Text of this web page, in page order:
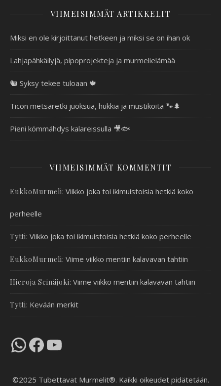
VIIMEISIMMÄT ARTIKKELIT
Miksi en ole kirjoittanut hetkeen ja miksi se on ihan ok
Lahjapähkäilyjä, pipoprojekteja ja murmelielämää
🐿️ Syksy tekee tuloaan 🍁
Ticon metsäretki juoksua, hukkia ja mustikoita 🐾🌲
Pieni kömmähdys kalareissulla 🎥🐟
VIIMEISIMMÄT KOMMENTIT
EukkoMurmeli: Viikko joka toi ikimuistoisia hetkiä koko
perheelle
Tytti: Viikko joka toi ikimuistoisia hetkiä koko perheelle
EukkoMurmeli: Viime viikko mentiin kalavavan tahtiin
Hieroja Seinäjoki: Viime viikko mentiin kalavavan tahtiin
Tytti: Kevään merkit
WhatsAppFacebook
YouTube
©2025 Tubettavat Murmelit®. Kaikki oikeudet pidätetään.